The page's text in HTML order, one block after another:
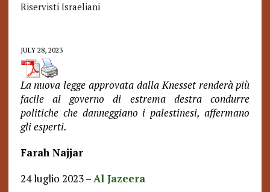
Riservisti Israeliani
JULY 28, 2023
La nuova legge approvata dalla Knesset renderà più
facile al governo di estrema destra condurre
politiche che danneggiano i palestinesi, affermano
gli esperti.
Farah Najjar
24 luglio 2023 –Al Jazeera